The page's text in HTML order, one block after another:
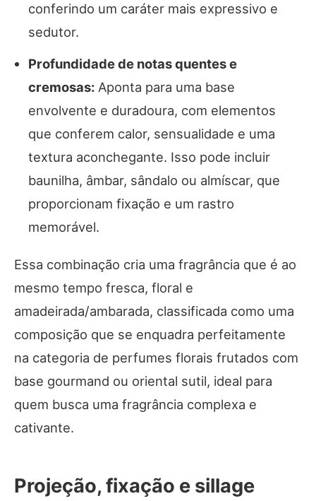
conferindo um caráter mais expressivo e
sedutor.
Profundidade de notas quentes e
cremosas: Aponta para uma base
envolvente e duradoura, com elementos
que conferem calor, sensualidade e uma
textura aconchegante. Isso pode incluir
baunilha, âmbar, sândalo ou almíscar, que
proporcionam fixação e um rastro
memorável.
Essa combinação cria uma fragrância que é ao
mesmo tempo fresca, floral e
amadeirada/ambarada, classificada como uma
composição que se enquadra perfeitamente
na categoria de perfumes florais frutados com
base gourmand ou oriental sutil, ideal para
quem busca uma fragrância complexa e
cativante.
Projeção, fixação e sillage